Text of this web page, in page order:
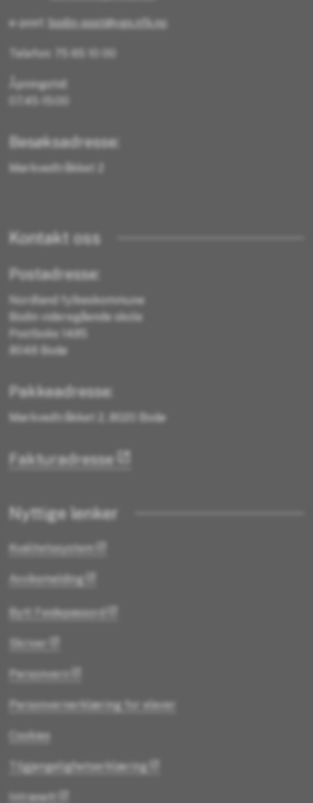
e-post: bodin-post@vgs.nfk.no
Telefon: 75 65 10 00
Åpningstid:
Besøksadresse:
Mørkvedtråkket 2
Kontakt oss
Postadresse:
Nordland fylkeskommune
Bodin videregående skole
Postboks 1485
8048 Bodø
Pakkeadresse:
Mørkvedtråkket 2, 8020 Bodø
Fakturadresse
Nyttige lenker
Kvalitetssystem
Avviksmelding
Bytt Feidepassord
Skriver
Personvern
Personvernerklæring for elever
Cookies
Tilgjengelighetserklæring
Intranett